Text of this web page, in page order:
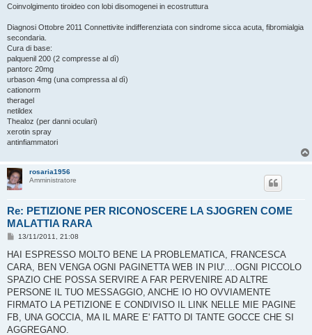
Coinvolgimento tiroideo con lobi disomogenei in ecostruttura
Diagnosi Ottobre 2011 Connettivite indifferenziata con sindrome sicca acuta, fibromialgia
secondaria.
Cura di base:
palquenil 200 (2 compresse al dì)
pantorc 20mg
urbason 4mg (una compressa al dì)
cationorm
theragel
netildex
Thealoz (per danni oculari)
xerotin spray
antinfiammatori
rosaria1956
Amministratore
Re: PETIZIONE PER RICONOSCERE LA SJOGREN COME
MALATTIA RARA
M
s
a
g
i
o
13/11/2011, 21:08
HAI ESPRESSO MOLTO BENE LA PROBLEMATICA, FRANCESCA
CARA, BEN VENGA OGNI PAGINETTA WEB IN PIU'....OGNI PICCOLO
SPAZIO CHE POSSA SERVIRE A FAR PERVENIRE AD ALTRE
PERSONE IL TUO MESSAGGIO, ANCHE IO HO OVVIAMENTE
FIRMATO LA PETIZIONE E CONDIVISO IL LINK NELLE MIE PAGINE
FB, UNA GOCCIA, MA IL MARE E' FATTO DI TANTE GOCCE CHE SI
AGGREGANO.